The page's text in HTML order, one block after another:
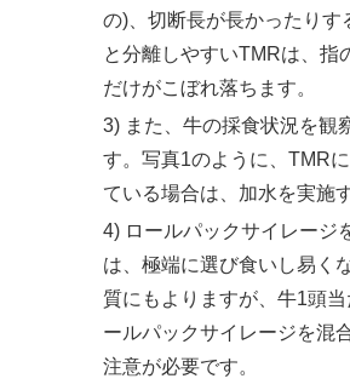
の)、切断長が長かったりす
と分離しやすいTMRは、指
だけがこぼれ落ちます。
3) また、牛の採食状況を観
す。写真1のように、TMR
ている場合は、加水を実施
4) ロールパックサイレージ
は、極端に選び食いし易く
質にもよりますが、牛1頭
ールパックサイレージを混
注意が必要です。